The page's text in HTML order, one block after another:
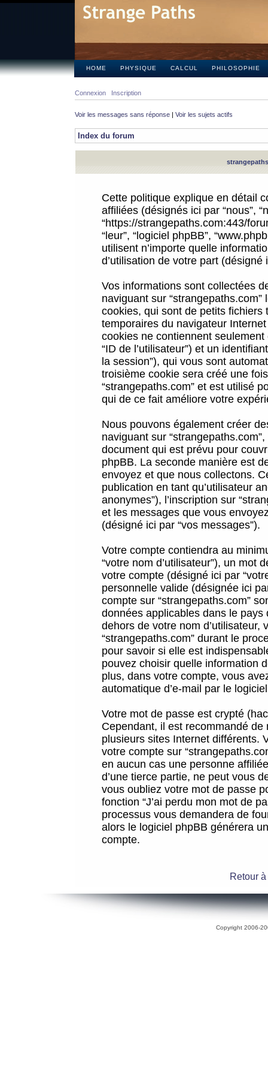
HOME PHYSIQUE CALCUL PHILOSOPHIE
Connexion Inscription
Voir les messages sans réponse | Voir les sujets actifs
Index du forum
Cette politique explique en détail
affiliées (désignés ici par “nous”,
“https://strangepaths.com:443/
“leur”, “logiciel phpBB”,
utilisent n’importe quelle
d’utilisation de votre part (désigné
Vos informations sont collectées
naviguant sur
cookies, qui sont de petits
temporaires du navigateur
cookies ne contiennent
“ID de l’utilisateur”) et un
la session”), qui vous sont
troisième cookie sera créé une
“strangepaths.com” et est utilisé
qui de ce fait améliore votre
Nous pouvons également créer
naviguant sur
document qui est prévu pour
phpBB. La seconde manière est
envoyez et que nous collectons.
publication en tant qu’utilisateur
anonymes”), l’inscription sur
et les messages que vous
(désigné ici par “vos messages”).
Votre compte contiendra au
“votre nom d’utilisateur”), un mot
votre compte (désigné ici par
personnelle valide (désignée ici
compte sur “strangepaths.com”
données applicables dans le
dehors de votre nom
“strangepaths.com” durant le
pour savoir si elle est
pouvez choisir quelle information
plus, dans votre compte, vous
automatique d’e-mail par le
Votre mot de passe est crypté
Cependant, il est recommandé
plusieurs sites Internet différents.
votre compte sur
en aucun cas une personne
d’une tierce partie, ne peut vous
vous oubliez votre mot de passe
fonction “J’ai perdu mon mot de
processus vous demandera de
alors le logiciel phpBB générera
compte.
Retour
Copyright 2006-